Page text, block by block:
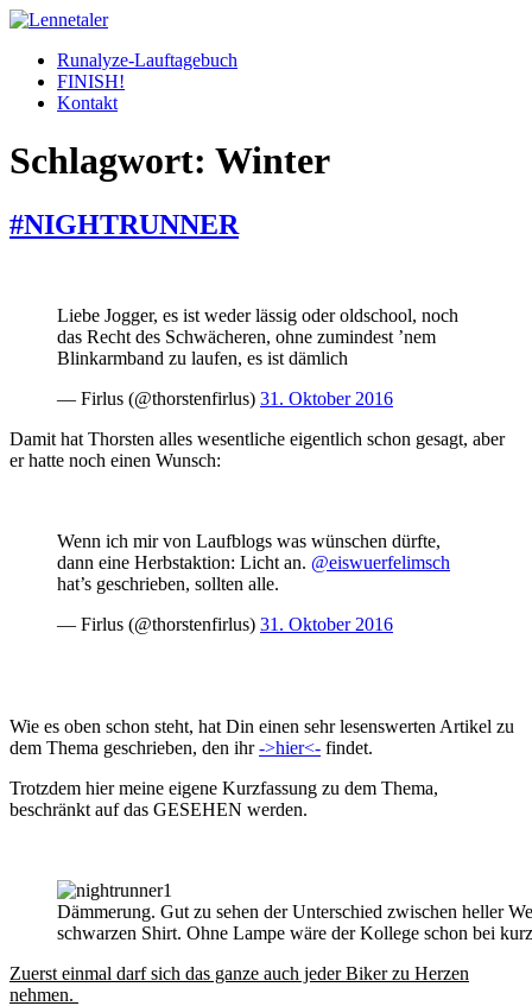
Skip
contentRunalyze-Lauftagebuch
FINISH!
Kontakt
Schlagwort: Winter
#NIGHTRUNNER
Liebe Jogger, es ist weder lässig oder oldschool, noch
das Recht des Schwächeren, ohne zumindest ’nem
Blinkarmband zu laufen, es ist dämlich
— Firlus (@thorstenfirlus) 31. Oktober 2016
Damit hat Thorsten alles wesentliche eigentlich schon gesagt, aber
er hatte noch einen Wunsch:
Wenn ich mir von Laufblogs was wünschen dürfte,
dann eine Herbstaktion: Licht an. @eiswuerfelimsch
hat’s geschrieben, sollten alle.
— Firlus (@thorstenfirlus) 31. Oktober 2016
Wie es oben schon steht, hat Din einen sehr lesenswerten Artikel zu
dem Thema geschrieben, den ihr->hier<- findet.
Trotzdem hier meine eigene Kurzfassung zu dem Thema,
beschränkt auf das GESEHEN werden.
Dämmerung. Gut zu sehen der Unterschied zwischen heller
schwarzen Shirt. Ohne Lampe wäre der Kollege schon bei
Zuerst einmal darf sich das ganze auch jeder Biker zu Herzen
nehmen.